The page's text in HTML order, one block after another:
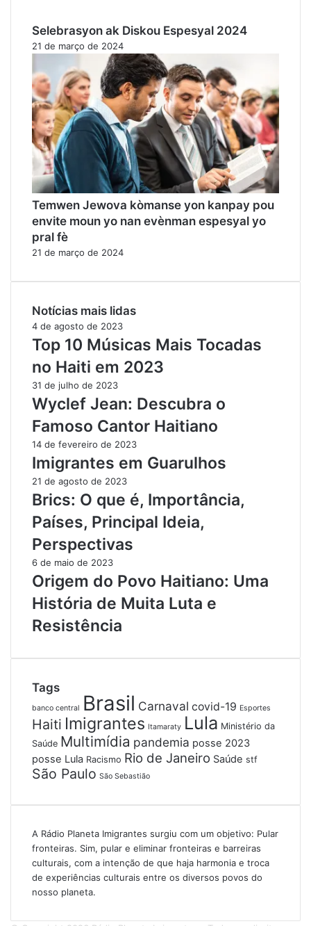
Selebrasyon ak Diskou Espesyal 2024
21 de março de 2024
Temwen Jewova kòmanse yon kanpay pou
envite moun yo nan evènman espesyal yo
pral fè
21 de março de 2024
Notícias mais lidas
4 de agosto de 2023
Top 10 Músicas Mais Tocadas
no Haiti em 2023
31 de julho de 2023
Wyclef Jean: Descubra o
Famoso Cantor Haitiano
14 de fevereiro de 2023
Imigrantes em Guarulhos
21 de agosto de 2023
Brics: O que é, Importância,
Países, Principal Ideia,
Perspectivas
6 de maio de 2023
Origem do Povo Haitiano: Uma
História de Muita Luta e
Resistência
Tags
banco central Brasil Carnaval covid-19 Esportes
Haiti Imigrantes Itamaraty Lula Ministério da
Saúde Multimídia pandemia posse 2023
posse Lula Racismo Rio de Janeiro Saúde stf
São Paulo São Sebastião
A Rádio Planeta Imigrantes surgiu com um objetivo: Pular
fronteiras. Sim, pular e eliminar fronteiras e barreiras
culturais, com a intenção de que haja harmonia e troca
de experiências culturais entre os diversos povos do
nosso planeta.